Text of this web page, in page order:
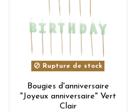
Rupture de stock
Bougies d'anniversaire
"Joyeux anniversaire" Vert
Clair